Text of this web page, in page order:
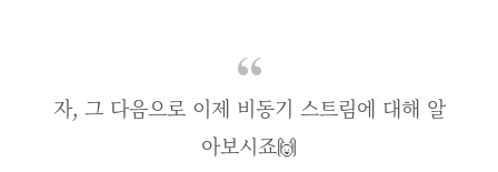
자, 그 다음으로 이제 비동기 스트림에 대해 알
아보시죠🙌